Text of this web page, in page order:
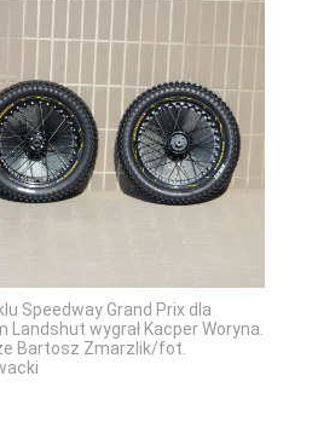
Speedway Grand Prix dla
Landshut wygrał Kacper Woryna.
Bartosz Zmarzlik/fot.